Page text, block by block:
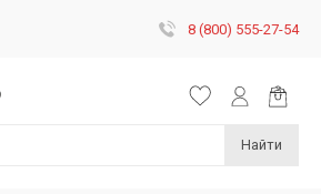
8 (800) 555-27-54
Найти